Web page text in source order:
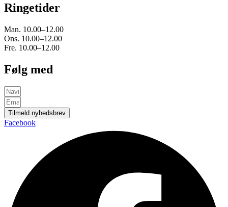
Ringetider
Man. 10.00–12.00
Ons. 10.00–12.00
Fre. 10.00–12.00
Følg med
Tilmeld nyhedsbrev
Facebook